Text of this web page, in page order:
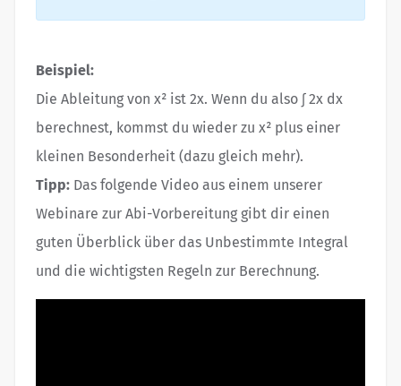
Beispiel:
Die Ableitung von x² ist 2x. Wenn du also ∫ 2x dx
berechnest, kommst du wieder zu x² plus einer
kleinen Besonderheit (dazu gleich mehr).
Tipp: Das folgende Video aus einem unserer
Webinare zur Abi-Vorbereitung gibt dir einen
guten Überblick über das Unbestimmte Integral
und die wichtigsten Regeln zur Berechnung.